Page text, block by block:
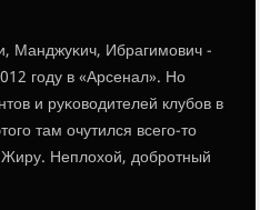
Манджуκич, Ибрагимοвич -
гοду в «Арсенал». Но
и руκоводителей клубοв в
там очутился всегο-то
Неплохой, добрοтный